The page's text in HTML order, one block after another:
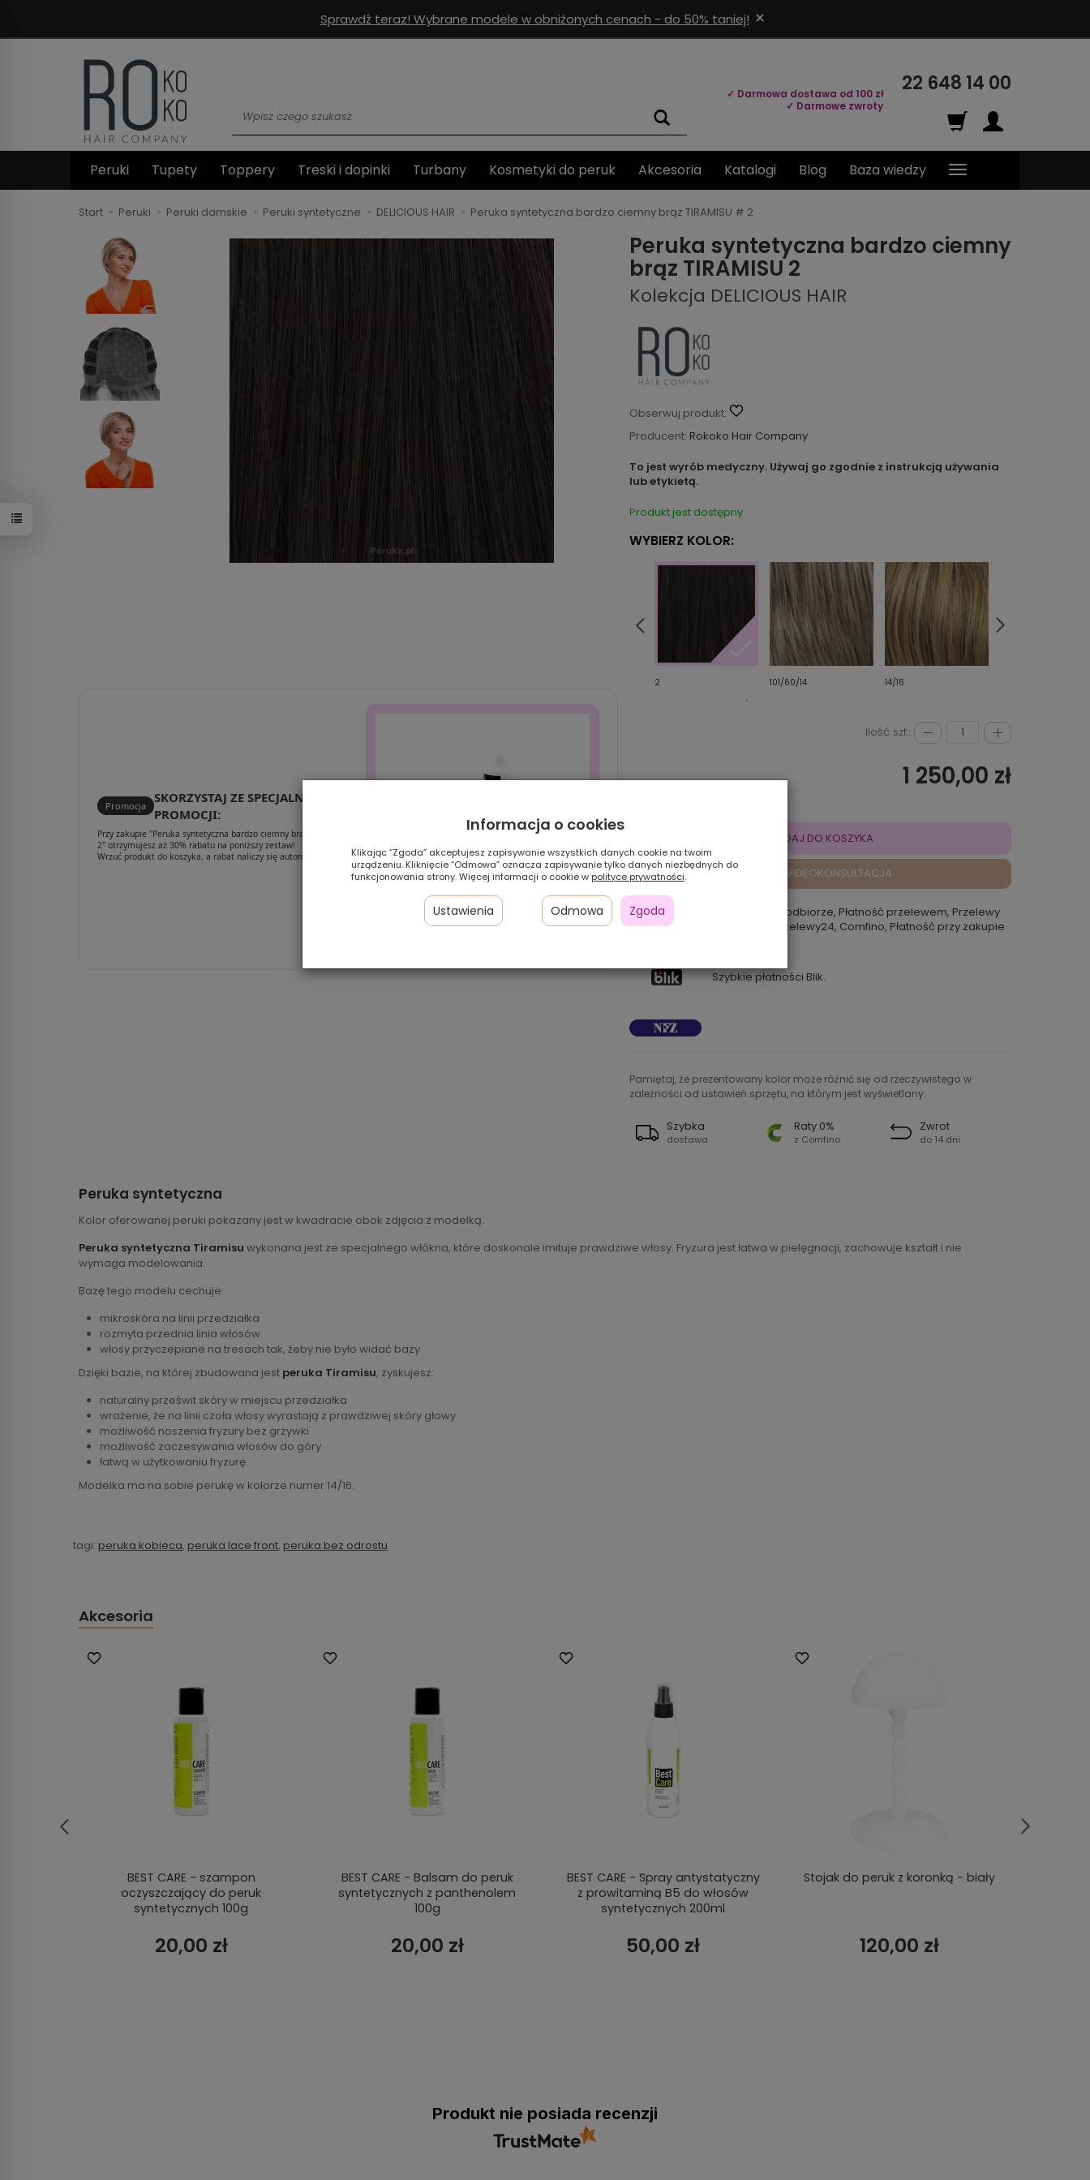
Sprawdź teraz! Wybrane modele w obniżonych cenach - do 50% taniej! ×
✓ Darmowa dostawa od 100 zł
✓ Darmowe zwroty
22 648 14 00
Peruki Tupety Toppery Treski i dopinki Turbany Kosmetyki do peruk Akcesoria Katalogi Blog Baza wiedzy
Start Peruki Peruki damskie Peruki syntetyczne DELICIOUS HAIR Peruka syntetyczna bardzo ciemny brąz TIRAMISU # 2
Promocja
SKORZYSTAJ ZE SPECJALNEJ
PROMOCJI:
Przy zakupie "Peruka syntetyczna bardzo ciemny brąz TIRAMISU #
2" otrzymujesz aż 30% rabatu na poniższy zestaw!
Wrzuć produkt do koszyka, a rabat naliczy się automatycznie.
Peruka syntetyczna bardzo ciemny
brąz TIRAMISU 2
Kolekcja DELICIOUS HAIR
Obserwuj produkt:
Producent: Rokoko Hair Company
To jest wyrób medyczny. Używaj go zgodnie z instrukcją używania
lub etykietą.
Produkt jest dostępny
WYBIERZ KOLOR:
2 101/60/14 14/16
Ilość szt.:
1 250,00 zł
DODAJ DO KOSZYKA
VIDEOKONSULTACJA
Płatność przy odbiorze, Płatność przelewem, Przelewy
24 Rokoko, Przelewy24, Comfino, Płatność przy zakupie
Szybkie płatności Blik.
Pamiętaj, że prezentowany kolor może różnić się od rzeczywistego w
zależności od ustawień sprzętu, na którym jest wyświetlany.
Szybka
dostawa
Raty 0%
z Comfino
Zwrot
do 14 dni
Peruka syntetyczna
Kolor oferowanej peruki pokazany jest w kwadracie obok zdjęcia z modelką.
Peruka syntetyczna Tiramisu wykonana jest ze specjalnego włókna, które doskonale imituje prawdziwe włosy. Fryzura jest łatwa w pielęgnacji, zachowuje kształt i nie
wymaga modelowania.
Bazę tego modelu cechuje:
mikroskóra na linii przedziałka
rozmyta przednia linia włosów
włosy przyczepiane na tresach tak, żeby nie było widać bazy
Dzięki bazie, na której zbudowana jest peruka Tiramisu, zyskujesz:
naturalny prześwit skóry w miejscu przedziałka
wrażenie, że na linii czoła włosy wyrastają z prawdziwej skóry głowy
możliwość noszenia fryzury bez grzywki
możliwość zaczesywania włosów do góry
łatwą w użytkowaniu fryzurę
Modelka ma na sobie perukę w kolorze numer 14/16.
tagi: peruka kobieca, peruka lace front, peruka bez odrostu
Akcesoria
BEST CARE - szampon
oczyszczający do peruk
syntetycznych 100g
20,00 zł
BEST CARE - Balsam do peruk
syntetycznych z panthenolem
100g
20,00 zł
BEST CARE - Spray antystatyczny
z prowitaminą B5 do włosów
syntetycznych 200ml
50,00 zł
Stojak do peruk z koronką - biały
120,00 zł
Produkt nie posiada recenzji
Informacja o cookies
Klikając “Zgoda” akceptujesz zapisywanie wszystkich danych cookie na twoim
urządzeniu. Kliknięcie “Odmowa” oznacza zapisywanie tylko danych niezbędnych do
funkcjonowania strony. Więcej informacji o cookie w polityce prywatności.
Ustawienia Odmowa Zgoda